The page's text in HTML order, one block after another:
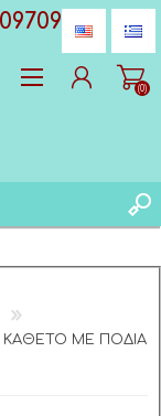
(0)
ΚΑΘΕΤΟ ΜΕ ΠΟΔΙΑ